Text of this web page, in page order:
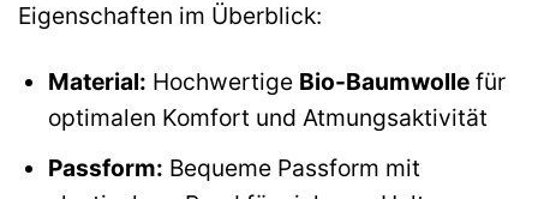
Eigenschaften im Überblick:
Material: Hochwertige Bio-Baumwollefür
optimalen Komfort und Atmungsaktivität
Passform: Bequeme Passform mit